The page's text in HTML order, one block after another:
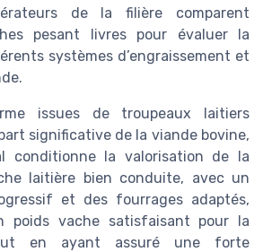
de la filière comparent
pesant livres pour évaluer la
systèmes d’engraissement et
issues de troupeaux laitiers
significative de la viande bovine,
conditionne la valorisation de la
laitière bien conduite, avec un
et des fourrages adaptés,
poids vache satisfaisant pour la
en ayant assuré une forte